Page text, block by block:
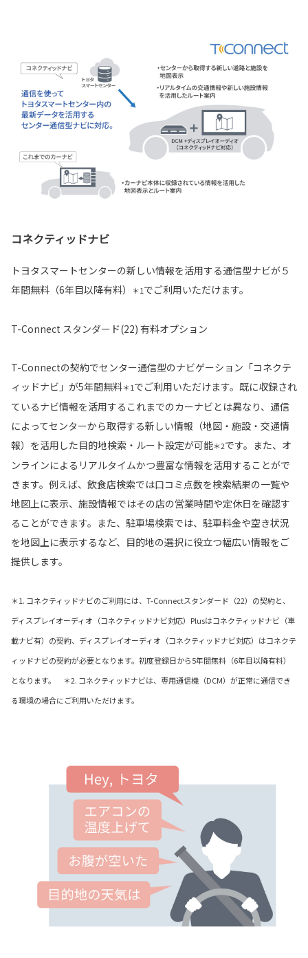
コネクティッドナビ
トヨタスマートセンターの新しい情報を活用する通信型ナビが５
年間無料（6年目以降有料）
＊1でご利用いただけます。
T-Connect スタンダード(22) 有料オプション
T-Connectの契約でセンター通信型のナビゲーション「コネクテ
ィッドナビ」が5年間無料＊1でご利用いただけます。既に収録され
ているナビ情報を活用するこれまでのカーナビとは異なり、通信
によってセンターから取得する新しい情報（地図・施設・交通情
報）を活用した目的地検索・ルート設定が可能＊2です。また、オ
ンラインによるリアルタイムかつ豊富な情報を活用することがで
きます。例えば、飲食店検索では口コミ点数を検索結果の一覧や
地図上に表示、施設情報ではその店の営業時間や定休日を確認す
ることができます。また、駐車場検索では、駐車料金や空き状況
を地図上に表示するなど、目的地の選択に役立つ幅広い情報をご
提供します。
＊1. コネクティッドナビのご利用には、T-Connectスタンダード（22）の契約と、
ディスプレイオーディオ（コネクティッドナビ対応）Plusはコネクティッドナビ（車
載ナビ有）の契約、ディスプレイオーディオ（コネクティッドナビ対応）はコネクテ
ィッドナビの契約が必要となります。初度登録日から5年間無料（6年目以降有料）
となります。 ＊2. コネクティッドナビは、専用通信機（DCM）が正常に通信でき
る環境の場合にご利用いただけます。